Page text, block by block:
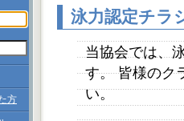
泳力認定チラ
当協会では、
す。 皆様のク
い。
方